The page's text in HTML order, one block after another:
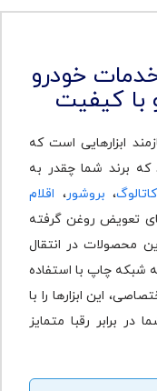
خودرو
با کیفیت
ابزارهایی است که
برند شما چقدر به
کاتالوگ، بروشور، اقلام
تعویض روغن گرفته
محصولات در انتقال
شبکه چاپ با استفاده
این ابزارها را با
برابر رقبا متمایز